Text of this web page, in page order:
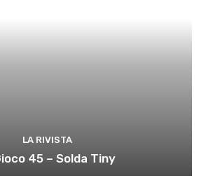
LA RIVISTA
45 – Solda Tiny